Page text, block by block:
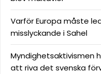
Varför Europa måste
misslyckande i Sahel
Myndighetsaktivismen
att riva det svenska